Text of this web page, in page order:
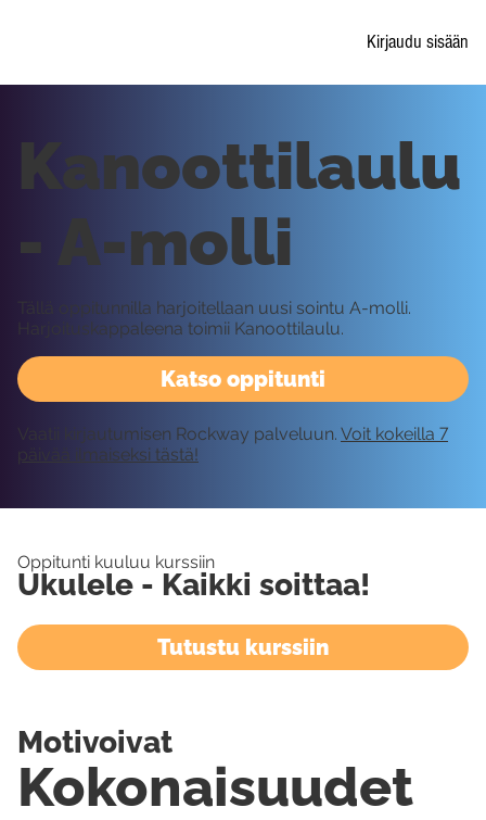
Kirjaudu sisään
Katso oppitunti
Kanoottilaulu
- A-molli
Tällä oppitunnilla harjoitellaan uusi sointu A-molli.
Harjoituskappaleena toimii Kanoottilaulu.
Vaatii kirjautumisen Rockway palveluun. Voit kokeilla 7
päivää ilmaiseksi tästä!
Oppitunti kuuluu kurssiin
Ukulele - Kaikki soittaa!
Tutustu kurssiin
Kokonaisuudet
Motivoivat